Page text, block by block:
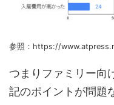
参照：https://
つまりファミリー向
記のポイントが問題